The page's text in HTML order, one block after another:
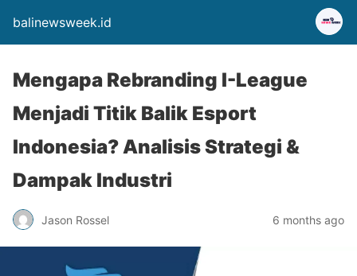
balinewsweek.id
Mengapa Rebranding I-League
Menjadi Titik Balik Esport
Indonesia? Analisis Strategi &
Dampak Industri
Jason Rossel 6 months ago